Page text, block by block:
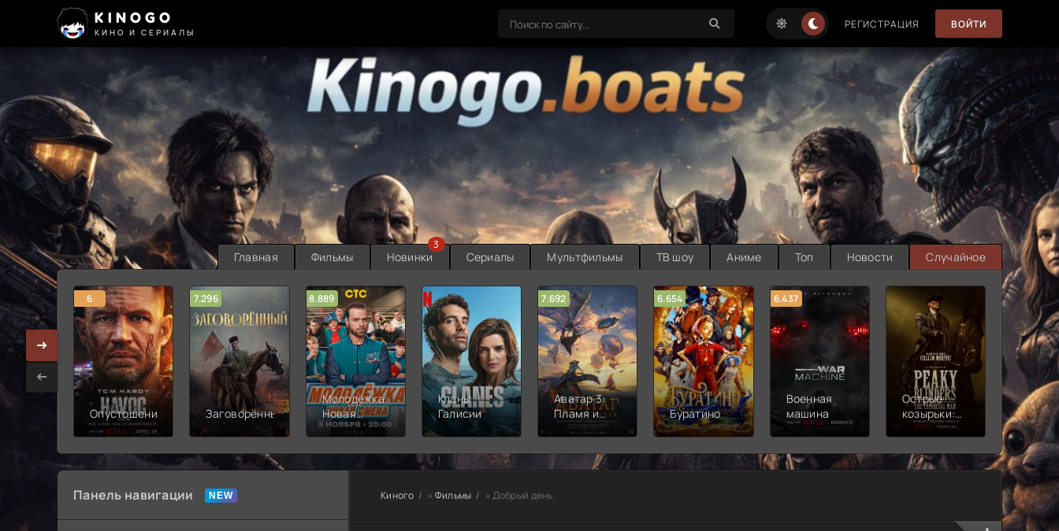
KINOGO
КИНО И СЕРИАЛЫ
РЕГИСТРАЦИЯ ВОЙТИ
Главная Фильмы Новинки
3
Сериалы Мультфильмы ТВ шоу Аниме Топ Новости Случайное
6
Опустошение
7.296
Заговорённый
8.889
Молодёжка:
Новая
смена
Кланы
Галисии
7.692
Аватар 3:
Пламя и
пепел
6.654
Буратино
6.437
Военная
машина
Острые
козырьки:
Бессмертный
7.187
2
Панель навигации Киного » Фильмы » Добрый день